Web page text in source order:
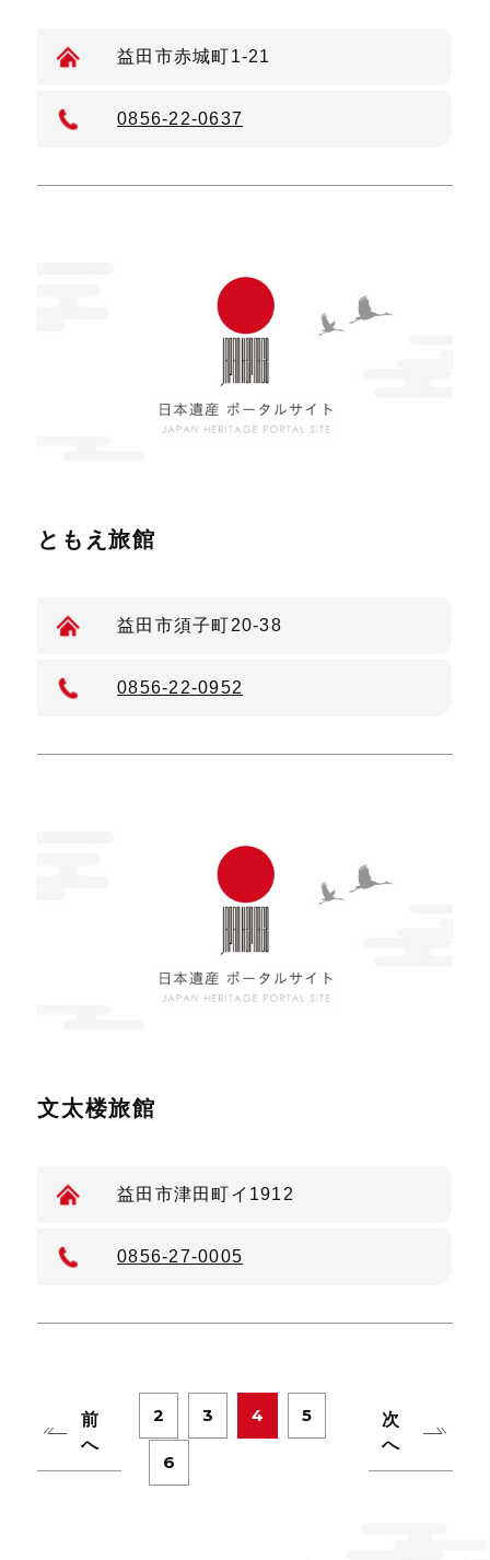
益田市赤城町1-21
0856-22-0637
ともえ旅館
益田市須子町20-38
0856-22-0952
文太楼旅館
益田市津田町イ1912
0856-27-0005
前
へ
2 3 4 5
6
次
へ